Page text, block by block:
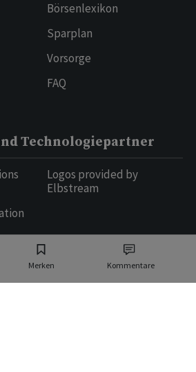
Merken Kommentare
Börsenlexikon
Sparplan
Vorsorge
FAQ
Technologiepartner
Logos provided by
Elbstream